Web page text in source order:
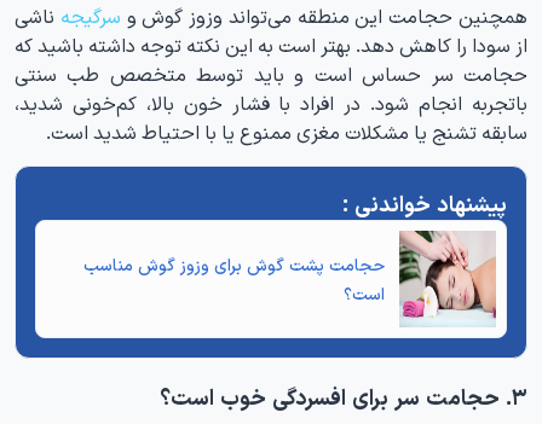
همچنین حجامت این منطقه می‌تواند وزوز گوش و سرگیجه ناشی
از سودا را کاهش دهد. بهتر است به این نکته توجه داشته باشید که
حجامت سر حساس است و باید توسط متخصص طب سنتی
باتجربه انجام شود. در افراد با فشار خون بالا، کم‌خونی شدید،
سابقه تشنج یا مشکلات مغزی ممنوع یا با احتیاط شدید است.
حجامت پشت گوش برای وزوز گوش مناسب
است؟
۳. حجامت سر برای افسردگی خوب است؟